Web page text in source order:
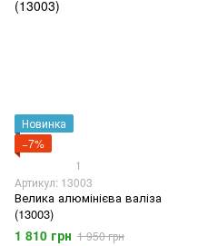
Новинка
−7%
1
Артикул: 13003
Велика алюмінієва валіза
(13003)
1 810 грн 1 950 грн